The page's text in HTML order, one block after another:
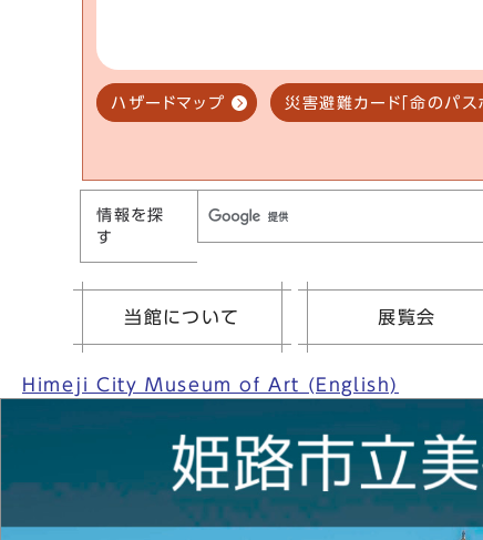
ハザードマップ 災害避難カード「命のパス
情報を探
す
当館について 展覧会
Himeji City Museum of Art (English)